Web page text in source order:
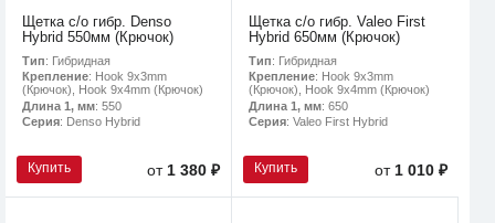
Щетка с/о гибр. Denso
Hybrid 550мм (Крючок)
Тип: Гибридная
Крепление: Hook 9x3mm
(Крючок), Hook 9x4mm (Крючок)
Длина 1, мм: 550
Серия: Denso Hybrid
Купить от1 380 ₽
Щетка с/о гибр. Valeo First
Hybrid 650мм (Крючок)
Тип: Гибридная
Крепление: Hook 9x3mm
(Крючок), Hook 9x4mm (Крючок)
Длина 1, мм: 650
Серия: Valeo First Hybrid
Купить от1 010 ₽